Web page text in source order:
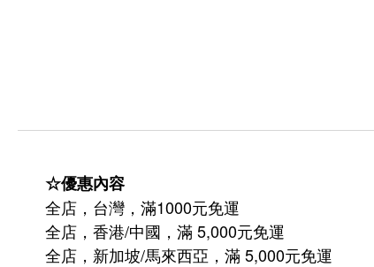
☆優惠內容
全店，台灣，滿1000元免運
全店，香港/中國，滿 5,000元免運
全店，新加坡/馬來西亞，滿 5,000元免運